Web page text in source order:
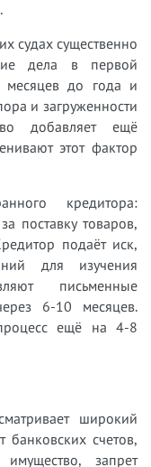
судах существенно
дела в первой
месяцев до года и
и загруженности
добавляет ещё
этот фактор
кредитора:
поставку товаров,
подаёт иск,
для изучения
письменные
6-10 месяцев.
ещё на 4-8
широкий
банковских счетов,
запрет